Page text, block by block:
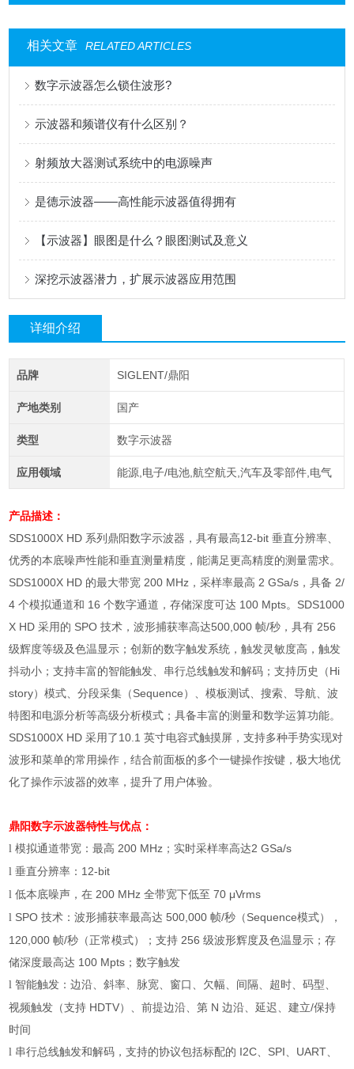
相关文章 RELATED ARTICLES
数字示波器怎么锁住波形?
示波器和频谱仪有什么区别？
射频放大器测试系统中的电源噪声
是德示波器——高性能示波器值得拥有
【示波器】眼图是什么？眼图测试及意义
深挖示波器潜力，扩展示波器应用范围
详细介绍
品牌 SIGLENT/鼎阳
产地类别 国产
类型 数字示波器
应用领域 能源,电子/电池,航空航天,汽车及零部件,电气
产品描述：
SDS1000X HD 系列鼎阳数字示波器，具有最高12-bit 垂直分辨率、
优秀的本底噪声性能和垂直测量精度，能满足更高精度的测量需求。
SDS1000X HD 的最大带宽 200 MHz，采样率最高 2 GSa/s，具备 2/
4 个模拟通道和 16 个数字通道，存储深度可达 100 Mpts。SDS1000
X HD 采用的 SPO 技术，波形捕获率高达500,000 帧/秒，具有 256
级辉度等级及色温显示；创新的数字触发系统，触发灵敏度高，触发
抖动小；支持丰富的智能触发、串行总线触发和解码；支持历史（Hi
story）模式、分段采集（Sequence）、模板测试、搜索、导航、波
特图和电源分析等高级分析模式；具备丰富的测量和数学运算功能。
SDS1000X HD 采用了10.1 英寸电容式触摸屏，支持多种手势实现对
波形和菜单的常用操作，结合前面板的多个一键操作按键，极大地优
化了操作示波器的效率，提升了用户体验。
鼎阳数字示波器特性与优点：
l 模拟通道带宽：最高 200 MHz ；实时采样率高达2 GSa/s
l 垂直分辨率： 12-bit
l 低本底噪声，在 200 MHz全带宽下低至 70 μVrms
l SPO技术 ：波形捕获率最高达 500,000帧/秒（Sequence模式），
120,000帧/秒（正常模式） ；支持 256级波形辉度及色温显示 ；存
储深度最高达 100 Mpts ；数字触发
l 智能触发：边沿、斜率、脉宽、窗口、欠幅、间隔、超时、码型、
视频触发（支持 HDTV）、前提边沿、第 N边沿、延迟、建立/保持
时间
l 串行总线触发和解码，支持的协议包括标配的 I2C SPI UART